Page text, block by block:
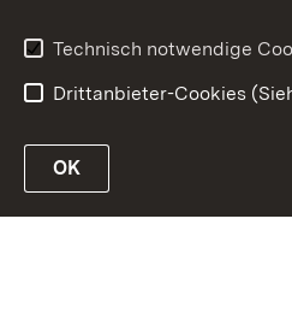
Technisch notwendige
Drittanbieter-Cookies
OK